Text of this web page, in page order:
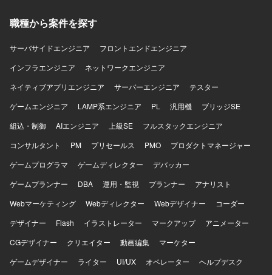
職種から案件を探す
サーバサイドエンジニア
フロントエンドエンジニア
インフラエンジニア
ネットワークエンジニア
ネイティブアプリエンジニア
サーバーエンジニア
テスター
ゲームエンジニア
LAMP系エンジニア PL 汎用機
ブリッジSE
組込・制御
AIエンジニア 上級SE
フルスタックエンジニア
コンサルタント
PM プリセールス PMO
プロダクトマネージャー
ゲームプログラマ
ゲームディレクター
デバッカー
ゲームプランナー
DBA 運用・監視 プランナー
アナリスト
Webマーケティング
Webディレクター Webデザイナー
コーダー
デザイナー
Flash イラストレーター マークアップ
アニメーター
CGデザイナー
クリエイター 動画編集
マーケター
ゲームデザイナー
ライター UI/UX オペレーター
ヘルプデスク